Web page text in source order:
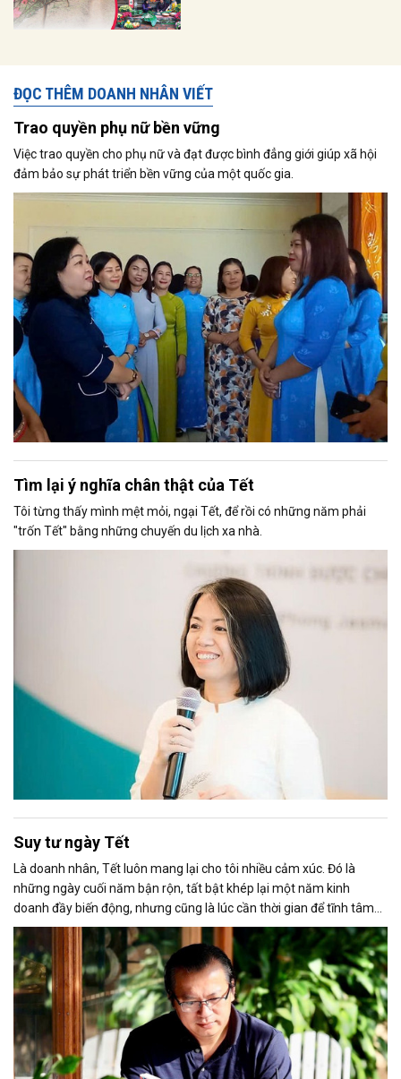
ĐỌC THÊM DOANH NHÂN VIẾT
Trao quyền phụ nữ bền vững
Việc trao quyền cho phụ nữ và đạt được bình đẳng giới giúp xã hội
đảm bảo sự phát triển bền vững của một quốc gia.
Tìm lại ý nghĩa chân thật của Tết
Tôi từng thấy mình mệt mỏi, ngại Tết, để rồi có những năm phải
"trốn Tết" bằng những chuyến du lịch xa nhà.
Suy tư ngày Tết
Là doanh nhân, Tết luôn mang lại cho tôi nhiều cảm xúc. Đó là
những ngày cuối năm bận rộn, tất bật khép lại một năm kinh
doanh đầy biến động, nhưng cũng là lúc cần thời gian để tĩnh tâm
và suy ngẫm.